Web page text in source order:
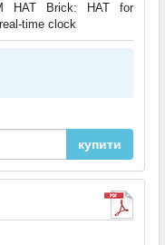
HAT Brick: HAT for
time clock
купити